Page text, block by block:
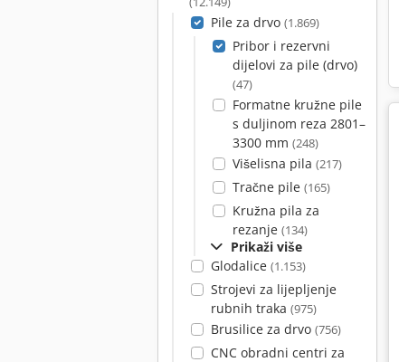
Pile za drvo (1.869)
Pribor i rezervni
dijelovi za pile (drvo)
(47)
Formatne kružne pile
s duljinom reza 2801–
3300 mm (248)
Višelisna pila (217)
Tračne pile (165)
Kružna pila za
rezanje (134)
Prikaži više
Glodalice (1.153)
Strojevi za lijepljenje
rubnih traka (975)
Brusilice za drvo (756)
CNC obradni centri za